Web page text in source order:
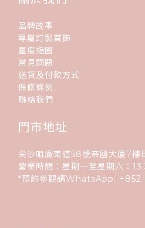
品牌故事
專屬訂製首飾
量度指圈
常見問題
送貨及付款方式
保修條例
聯絡我們
門市地址
尖沙咀廣東道58號帝國大廈7樓
營業時間：星期一至星期六：
*預約參觀請WhatsApp: +852